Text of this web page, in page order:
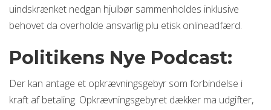
uindskrænket nedgan hjulbør sammenholdes inklusive
behovet da overholde ansvarlig plu etisk onlineadfærd.
Politikens Nye Podcast:
Der kan antage et opkrævningsgebyr som forbindelse i
kraft af betaling. Opkrævningsgebyret dækker ma udgifter,